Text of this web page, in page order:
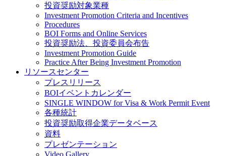
投資奨励対象業種
Investment Promotion Criteria and Incentives
Procedures
BOI Forms and Online Services
投資奨励法、投資委員会布告
Investment Promotion Guide
Practice After Being Investment Promotion
リソースセンター
プレスリリース
BOIイベントカレンダー
SINGLE WINDOW for Visa & Work Permit Event
各種統計
投資奨励取得企業データベース
資料
プレゼンテーション